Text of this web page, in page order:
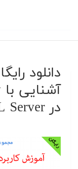
دانلود
در SQL Server